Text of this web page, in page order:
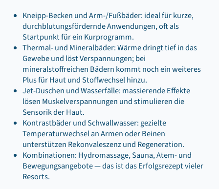
Kneipp-Becken und Arm-/Fußbäder: ideal für kurze,
durchblutungsfördernde Anwendungen, oft als
Startpunkt für ein Kurprogramm.
Thermal- und Mineralbäder: Wärme dringt tief in das
Gewebe und löst Verspannungen; bei
mineralstoffreichen Bädern kommt noch ein weiteres
Plus für Haut und Stoffwechsel hinzu.
Jet-Duschen und Wasserfälle: massierende Effekte
lösen Muskelverspannungen und stimulieren die
Sensorik der Haut.
Kontrastbäder und Schwallwasser: gezielte
Temperaturwechsel an Armen oder Beinen
unterstützen Rekonvaleszenz und Regeneration.
Kombinationen: Hydromassage, Sauna, Atem- und
Bewegungsangebote — das ist das Erfolgsrezept vieler
Resorts.